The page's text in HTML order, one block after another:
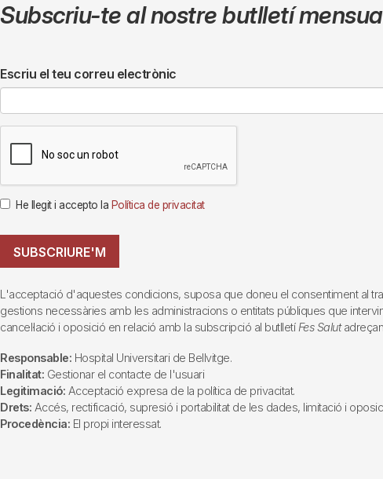
Subscriu-te al nostre butlletí
Escriu el teu correu electrònic
He llegit i accepto la Política de privacitat
SUBSCRIURE'M
L'acceptació d'aquestes condicions, suposa que doneu el consentiment al
gestions necessàries amb les administracions o entitats públiques que
cancel·lació i oposició en relació amb la subscripció al butlletí Fes Salut
Responsable: Hospital Universitari de Bellvitge.
Finalitat: Gestionar el contacte de l'usuari
Legitimació: Acceptació expresa de la política de privacitat.
Drets: Accés, rectificació, supresió i portabilitat de les dades, limitació i
Procedència: El propi interessat.